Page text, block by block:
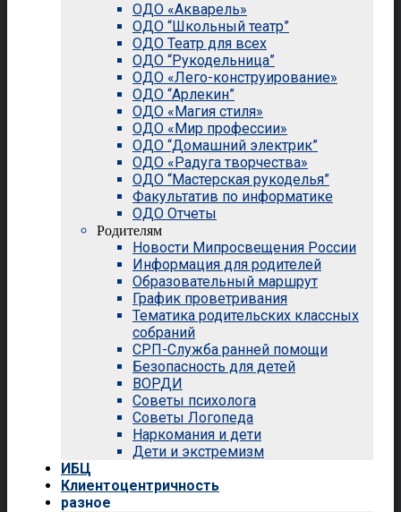
ОДО «Акварель»
ОДО “Школьный театр”
ОДО Театр для всех
ОДО “Рукодельница”
ОДО «Лего-конструирование»
ОДО “Арлекин”
ОДО «Магия стиля»
ОДО «Мир профессии»
ОДО “Домашний электрик”
ОДО «Радуга творчества»
ОДО “Мастерская рукоделья”
Факультатив по информатике
ОДО Отчеты
Родителям
Новости Мипросвещения России
Информация для родителей
Образовательный маршрут
График проветривания
Тематика родительских классных
собраний
СРП-Служба ранней помощи
Безопасность для детей
ВОРДИ
Советы психолога
Советы Логопеда
Наркомания и дети
Дети и экстремизм
ИБЦ
Клиентоцентричность
разное